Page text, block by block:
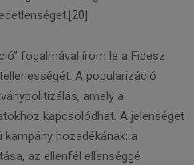
fogalmával írom le a Fidesz
A popularizáció
amely a
kapcsolódhat. A jelenséget
hozadékának: a
az ellenfél ellenséggé